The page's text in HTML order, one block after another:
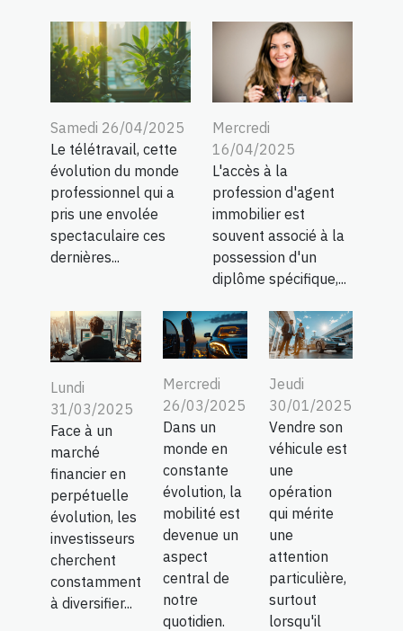
Samedi 26/04/2025
Le télétravail, cette
évolution du monde
professionnel qui a
pris une envolée
spectaculaire ces
dernières...
Mercredi
16/04/2025
L'accès à la
profession d'agent
immobilier est
souvent associé à la
possession d'un
diplôme spécifique,...
Lundi
31/03/2025
Face à un
marché
financier en
perpétuelle
évolution, les
investisseurs
cherchent
constamment
à diversifier...
Mercredi
26/03/2025
Dans un
monde en
constante
évolution, la
mobilité est
devenue un
aspect
central de
notre
quotidien.
Jeudi
30/01/2025
Vendre son
véhicule est
une
opération
qui mérite
une
attention
particulière,
surtout
lorsqu'il